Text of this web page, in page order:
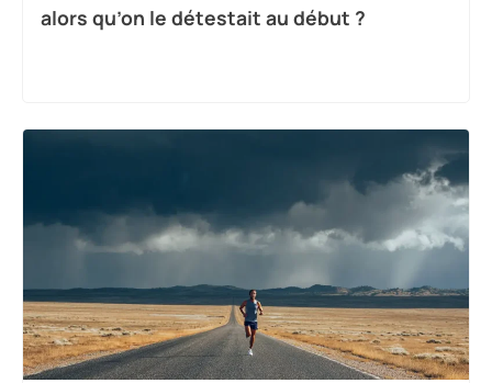
alors qu’on le détestait au début ?